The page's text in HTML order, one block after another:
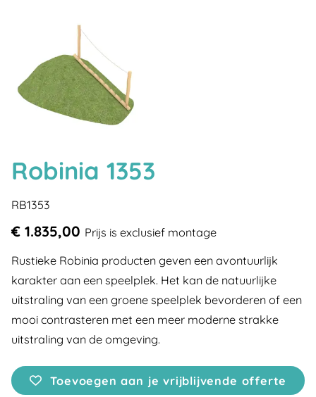
Robinia 1353
RB1353
€ 1.835,00 Prijs is exclusief montage
Rustieke Robinia producten geven een avontuurlijk
karakter aan een speelplek. Het kan de natuurlijke
uitstraling van een groene speelplek bevorderen of een
mooi contrasteren met een meer moderne strakke
uitstraling van de omgeving.
Toevoegen aan je vrijblijvende offerte